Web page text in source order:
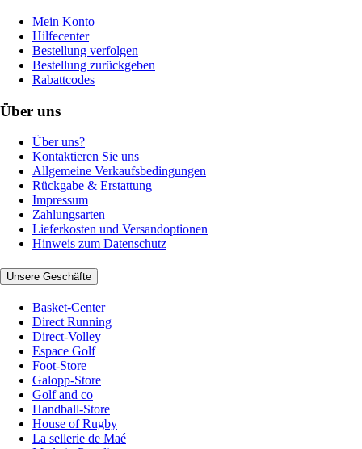
Mein Konto
Hilfecenter
Bestellung verfolgen
Bestellung zurückgeben
Rabattcodes
Über uns
Über uns?
Kontaktieren Sie uns
Allgemeine Verkaufsbedingungen
Rückgabe & Erstattung
Impressum
Zahlungsarten
Lieferkosten und Versandoptionen
Hinweis zum Datenschutz
Unsere Geschäfte
Basket-Center
Direct Running
Direct-Volley
Espace Golf
Foot-Store
Galopp-Store
Golf and co
Handball-Store
House of Rugby
La sellerie de Maé